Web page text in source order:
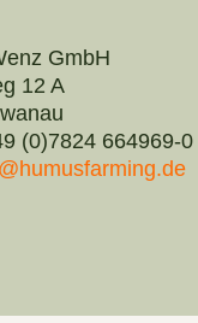
GmbH
12 A
(0)7824 664969-0